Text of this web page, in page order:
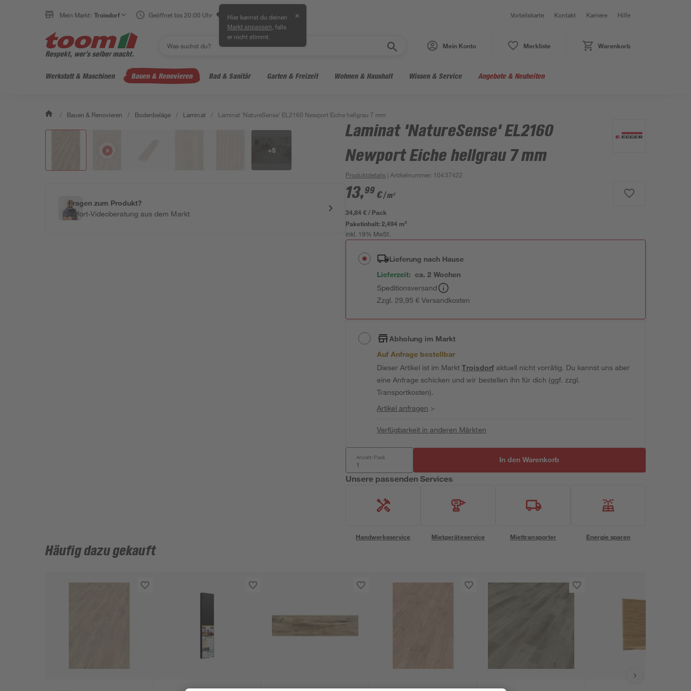
Mein Markt: Troisdorf Geöffnet bis 20:00 Uhr Hier kannst du deinen
Markt anpassen , falls
er nicht stimmt.
✕ Vorteilskarte Kontakt Karriere Hilfe
Mein Konto Merkliste Warenkorb
Werkstatt & Maschinen Bauen & Renovieren Bad & Sanitär Garten & Freizeit Wohnen & Haushalt Wissen & Service Angebote & Neuheiten
/ Bauen & Renovieren / Bodenbeläge / Laminat / Laminat 'NatureSense' EL2160 Newport Eiche hellgrau 7 mm
+5
Fragen zum Produkt?
Sofort-Videoberatung aus dem Markt
Laminat 'NatureSense' EL2160
Newport Eiche hellgrau 7 mm
Produktdetails | Artikelnummer: 10437422
13,99 €/ m²
34,84 € / Pack
Paketinhalt:2,494 m²
inkl. 19% MwSt.
Lieferung nach Hause
Lieferzeit: ca. 2 Wochen
Speditionsversand
Zzgl. 29,95 € Versandkosten
Abholung im Markt
Auf Anfrage bestellbar
Dieser Artikel ist im MarktTroisdorfaktuell nicht vorrätig. Du kannst uns aber
eine Anfrage schicken und wir bestellen ihn für dich (ggf. zzgl.
Transportkosten).
Artikel anfragen >
Verfügbarkeit in anderen Märkten
Anzahl: Pack In den Warenkorb
Unsere passenden Services
Handwerksservice Mietgeräteservice Miettransporter Energie sparen
Häufig dazu gekauft